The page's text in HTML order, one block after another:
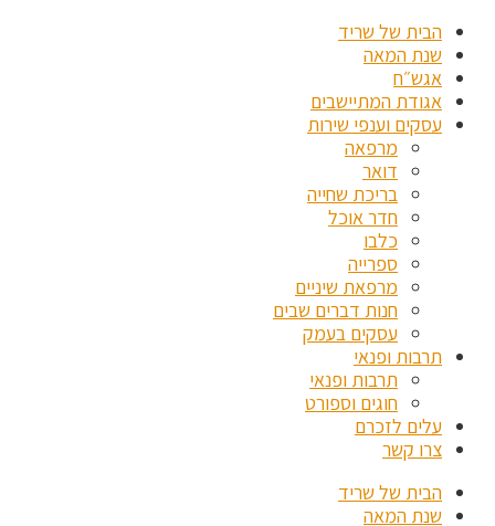
הבית של שריד
שנת המאה
אגש״ח
אגודת המתיישבים
עסקים וענפי שירות
מרפאה
דואר
בריכת שחייה
חדר אוכל
כלבו
ספרייה
מרפאת שיניים
חנות דברים שבים
עסקים בעמק
תרבות ופנאי
תרבות ופנאי
חוגים וספורט
עלים לזכרם
צרו קשר
הבית של שריד
שנת המאה